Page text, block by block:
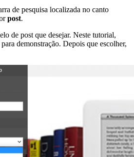
de pesquisa localizada no canto
post.
de post que desejar. Neste tutorial,
demonstração. Depois que escolher,